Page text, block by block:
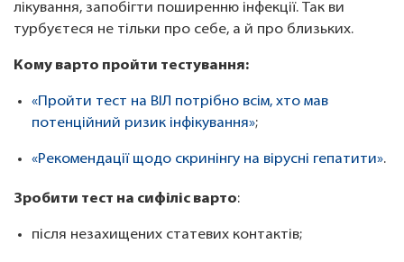
лікування, запобігти поширенню інфекції. Так ви
турбуєтеся не тільки про себе, а й про близьких.
Кому варто пройти тестування:
«Пройти тест на ВІЛ потрібно всім, хто мав
потенційний ризик інфікування»;
«Рекомендації щодо скринінгу на вірусні гепатити».
Зробити тест на сифіліс варто:
після незахищених статевих контактів;